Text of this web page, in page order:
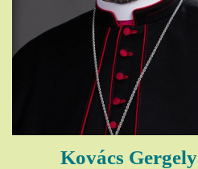
Kovács Gergely